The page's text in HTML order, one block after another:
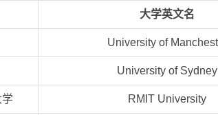
大学英文名
University of
University of Sydney
RMIT University